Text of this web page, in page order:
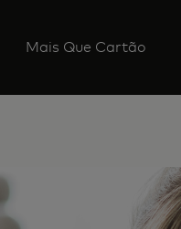
Mais Que Cartão